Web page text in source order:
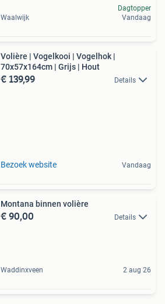
Waalwijk
Dagtopper
Vandaag
Volière | Vogelkooi | Vogelhok |
70x57x164cm | Grijs | Hout
€ 139,99 Details
Bezoek website Vandaag
Montana binnen volière
€ 90,00 Details
Waddinxveen 2 aug 26